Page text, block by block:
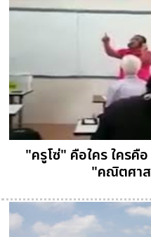
"ครูโซ่" คือใคร ใครคื
"คณิตศา